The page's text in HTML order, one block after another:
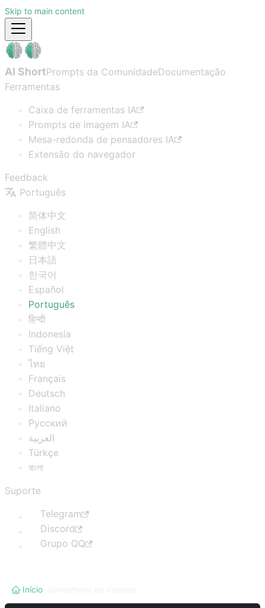
Skip to main content
AI ShortPrompts da ComunidadeDocumentação
Ferramentas
Caixa de ferramentas IA
Prompts de imagem IA
Mesa-redonda de pensadores IA
Extensão do navegador
Feedback
Português
简体中文
English
繁體中文
日本語
한국어
Español
Português
हिन्दी
Indonesia
Tiếng Việt
ไทย
Français
Deutsch
Italiano
Русский
العربية
Türkçe
বাংলা
Suporte
Telegram
Discord
Grupo QQ
Início